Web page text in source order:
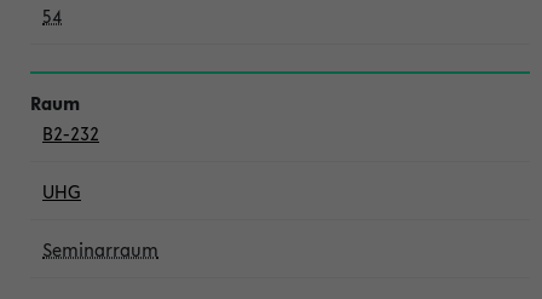
54
B2-232
UHG
Seminarraum